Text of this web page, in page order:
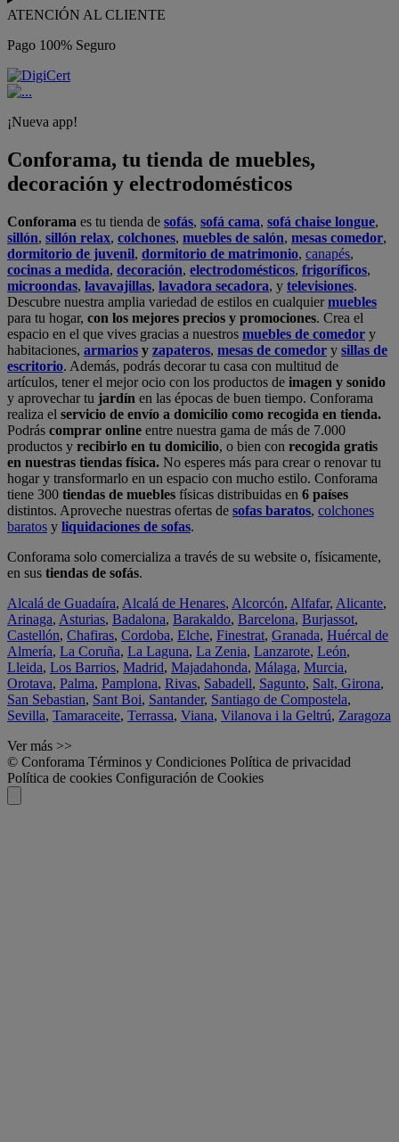
ATENCIÓN AL CLIENTE
Pago 100% Seguro
¡Nueva app!
Conforama, tu tienda de muebles,
decoración y electrodomésticos
Conforama es tu tienda de sofás, sofá cama, sofá chaise longue,
sillón, sillón relax, colchones, muebles de salón, mesas comedor,
dormitorio de juvenil, dormitorio de matrimonio, canapés,
cocinas a medida, decoración, electrodomésticos, frigoríficos,
microondas, lavavajillas, lavadora secadora, y televisiones.
Descubre nuestra amplia variedad de estilos en cualquiermuebles
para tu hogar, con los mejores precios y promociones. Crea el
espacio en el que vives gracias a nuestros muebles de comedor y
habitaciones, armarios y zapateros, mesas de comedor y sillas de
escritorio. Además, podrás decorar tu casa con multitud de
artículos, tener el mejor ocio con los productos de imagen y sonido
y aprovechar tu jardín en las épocas de buen tiempo. Conforama
realiza el servicio de envío a domicilio como recogida en tienda.
Podrás comprar online entre nuestra gama de más de 7.000
productos y recibirlo en tu domicilio, o bien con recogida gratis
en nuestras tiendas física. No esperes más para crear o renovar tu
hogar y transformarlo en un espacio con mucho estilo. Conforama
tiene 300 tiendas de muebles físicas distribuidas en 6 países
distintos. Aproveche nuestras ofertas de sofas baratos, colchones
baratos y liquidaciones de sofas.
Conforama solo comercializa a través de su website o, físicamente,
en sus tiendas de sofás.
Alcalá de Guadaíra, Alcalá de Henares, Alcorcón, Alfafar, Alicante,
Arinaga, Asturias, Badalona, Barakaldo, Barcelona, Burjassot,
Castellón, Chafiras, Cordoba, Elche, Finestrat, Granada, Huércal de
Almería, La Coruña, La Laguna, La Zenia, Lanzarote, León,
Lleida, Los Barrios, Madrid, Majadahonda, Málaga, Murcia,
Orotava, Palma, Pamplona, Rivas, Sabadell, Sagunto, Salt, Girona,
San Sebastian, Sant Boi, Santander, Santiago de Compostela,
Sevilla, Tamaraceite, Terrassa, Viana, Vilanova i la Geltrú, Zaragoza
Ver más >>
© Conforama Términos y Condiciones Política de privacidad
Política de cookies Configuración de Cookies